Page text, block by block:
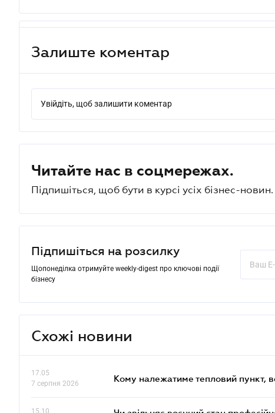
Залиште коментар
Увійдіть, щоб залишити коментар
Читайте нас в соцмережах.
Підпишіться, щоб бути в курсі усіх бізнес-новин.
Підпишіться на розсилку
Щопонеділка отримуйте weekly-digest про ключові події
бізнесу
Схожі новини
17.05
7 серпня 2026
Кому належатиме тепловий пункт,
15.10